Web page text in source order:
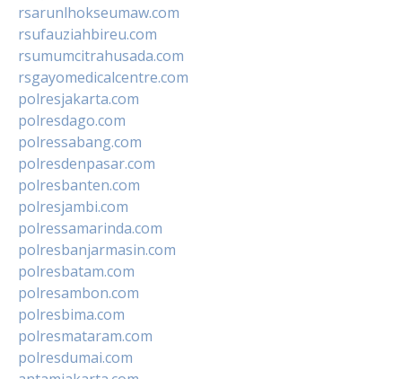
rsarunlhokseumaw.com
rsufauziahbireu.com
rsumumcitrahusada.com
rsgayomedicalcentre.com
polresjakarta.com
polresdago.com
polressabang.com
polresdenpasar.com
polresbanten.com
polresjambi.com
polressamarinda.com
polresbanjarmasin.com
polresbatam.com
polresambon.com
polresbima.com
polresmataram.com
polresdumai.com